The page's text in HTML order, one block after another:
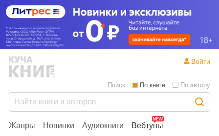
Жанры Новинки Аудиокниги
Вебтуны
Поиск: По книге По автору
Войти